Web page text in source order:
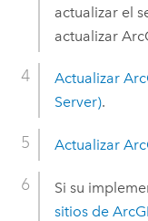
actualizar el
actualizar
Actualizar
Server).
Actualizar
Si su
sitios de